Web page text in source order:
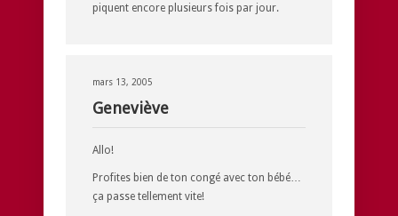
piquent encore plusieurs fois par jour.
mars 13, 2005
Geneviève
Allo!
Profites bien de ton congé avec ton bébé…
ça passe tellement vite!